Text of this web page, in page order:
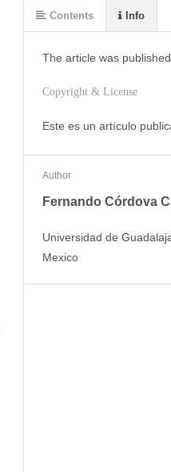
The article was
Copyright & License
Este es un artículo
Author
Fernando Córdova
Universidad de
Mexico
Contents Info